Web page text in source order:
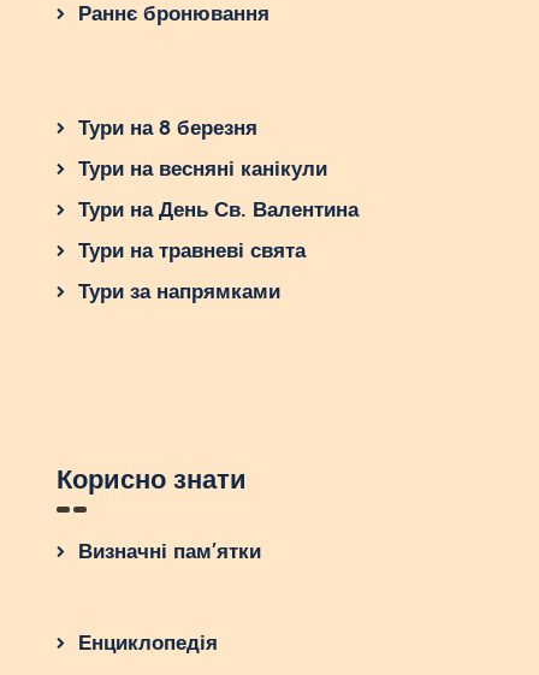
Раннє бронювання
Тури на 8 березня
Тури на весняні канікули
Тури на День Св. Валентина
Тури на травневі свята
Тури за напрямками
Корисно знати
Визначні пам’ятки
Енциклопедія